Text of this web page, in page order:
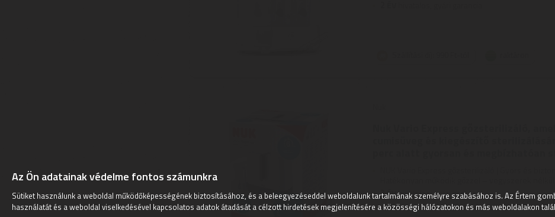
2ÉVhivatalos, gyári garancia
Az Ön adatainak védelme fontos számunkra
Sütiket használunk a weboldal működőképességének biztosításához, és a beleegyezéseddel weboldalunk tartalmának személyre szabásához is. Az Értem
használatát és a weboldal viselkedésével kapcsolatos adatok átadását a célzott hirdetések megjelenítésére a közösségi hálózatokon és más weboldalakon